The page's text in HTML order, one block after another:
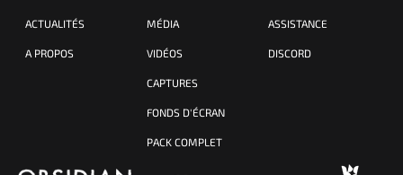
ACTUALITÉS
A PROPOS
MÉDIA
VIDÉOS
CAPTURES
FONDS D'ÉCRAN
PACK COMPLET
ASSISTANCE
DISCORD